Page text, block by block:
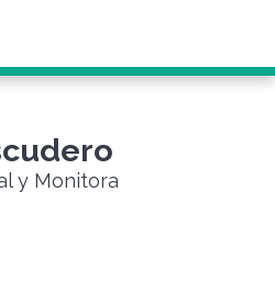
y Monitora